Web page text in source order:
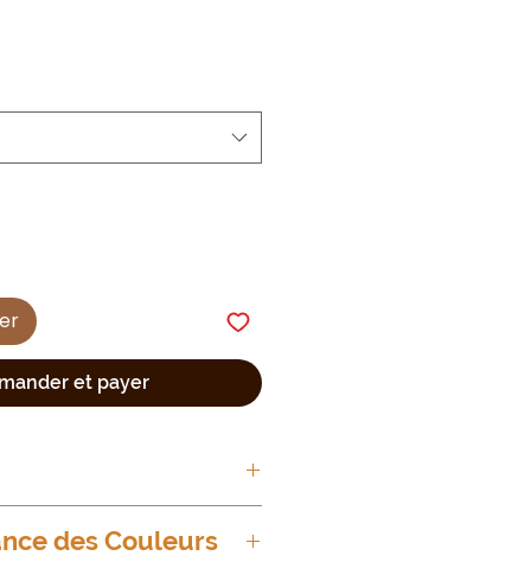
et payer
en taille si porté ouvert
des Couleurs